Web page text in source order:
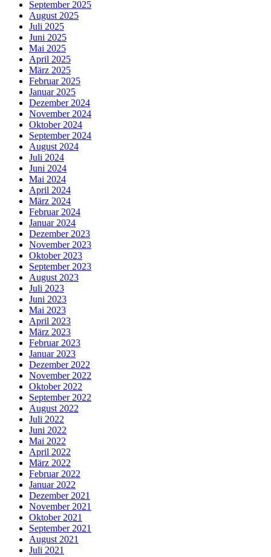
September 2025
August 2025
Juli 2025
Juni 2025
Mai 2025
April 2025
März 2025
Februar 2025
Januar 2025
Dezember 2024
November 2024
Oktober 2024
September 2024
August 2024
Juli 2024
Juni 2024
Mai 2024
April 2024
März 2024
Februar 2024
Januar 2024
Dezember 2023
November 2023
Oktober 2023
September 2023
August 2023
Juli 2023
Juni 2023
Mai 2023
April 2023
März 2023
Februar 2023
Januar 2023
Dezember 2022
November 2022
Oktober 2022
September 2022
August 2022
Juli 2022
Juni 2022
Mai 2022
April 2022
März 2022
Februar 2022
Januar 2022
Dezember 2021
November 2021
Oktober 2021
September 2021
August 2021
Juli 2021